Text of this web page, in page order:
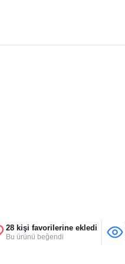
28 kişi favorilerine ekledi
Bu ürünü beğendi